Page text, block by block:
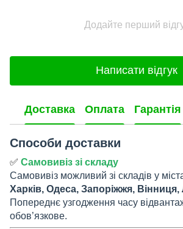
Додайте перший
Написати відгук
Доставка Оплата Гарантія
Способи доставки
✅ Самовивіз зі складу
Самовивіз можливий зі складів у
Харків, Одеса, Запоріжжя,
Попереднє узгодження часу
обов’язкове.